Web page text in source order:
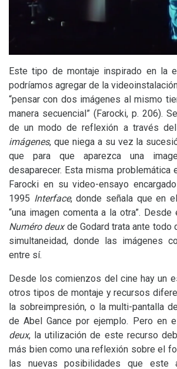
Este tipo de montaje inspirado en la
podríamos agregar de la
“pensar con dos imágenes al mismo
manera secuencial” (Farocki, p. 206).
de un modo de reflexión a través
imágenes, que niega a su vez la
que para que aparezca una
desaparecer. Esta misma problemática
Farocki en su video-ensayo
1995 Interface, donde señala que en
“una imagen comenta a la otra”.
Numéro deuxde Godard trata ante todo
simultaneidad, donde las imágenes
entre sí.
Desde los comienzos del cine hay un
otros tipos de montaje y recursos
la sobreimpresión, o la multi-pantalla
de Abel Gance por ejemplo. Pero en
deux, la utilización de este recurso
más bien como una reflexión sobre el
las nuevas posibilidades que este